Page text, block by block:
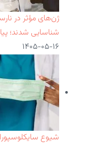
ژن‌های مؤثر در
شناسایی شدند؛
۱۴۰۵-۰۵-۱۶
شیوع